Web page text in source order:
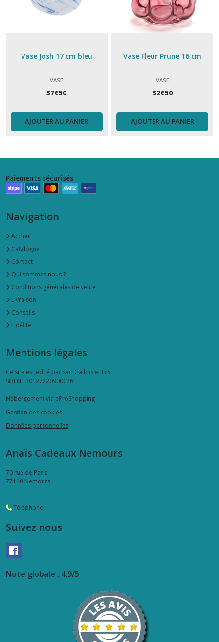
Vase Josh 17 cm bleu
VASE
37€50
AJOUTER AU PANIER
Vase Fleur Prune 16 cm
VASE
32€50
AJOUTER AU PANIER
Paiements sécurisés
Navigation
Accueil
Catalogue
Contact
Qui sommes nous ?
Conditions générales de vente
Livraison
Conseils
Fidélité
Mentions légales
Ce site est édité par sarl Gallois et Fils.
SIREN : 30127220900026
Hébergement via eProShopping
Gestion des cookies
Données personnelles
Anaïs Cadeaux Nemours
70 rue de Paris
77140 Nemours
Téléphone
Suivez nous
Note globale : 4,9/5